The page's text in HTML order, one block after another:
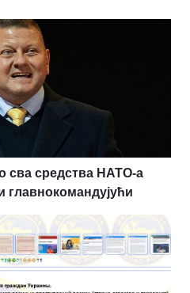
сва средства НАТО-а